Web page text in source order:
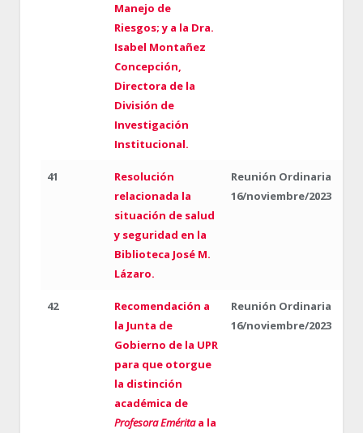
Manejo de
Riesgos; y a la Dra.
Isabel Montañez
Concepción,
Directora de la
División de
Investigación
Institucional.
41
Resolución
relacionada la
situación de salud
y seguridad en la
Biblioteca José M.
Lázaro.
Reunión Ordinaria
16/noviembre/2023
42
Recomendación a
la Junta de
Gobierno de la UPR
para que otorgue
la distinción
académica de
Profesora Eméritaa la
Reunión Ordinaria
16/noviembre/2023